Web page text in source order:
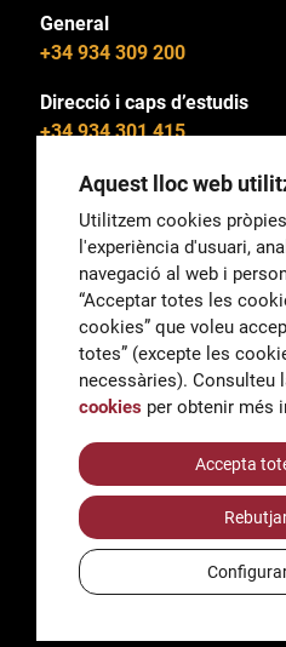
General
+34 934 309 200
Direcció i caps d’estudis
+34 934 301 415
General
Informació
AccessibilitatAvís legal i Política
Política de cookies
Crèdits
Aquest lloc web
Utilitzem cookies
l'experiència d'usuari,
navegació al web i
“Acceptar totes les
cookies” que voleu
totes” (excepte les
necessàries). Consulteu
cookies per obtenir més
Accepta